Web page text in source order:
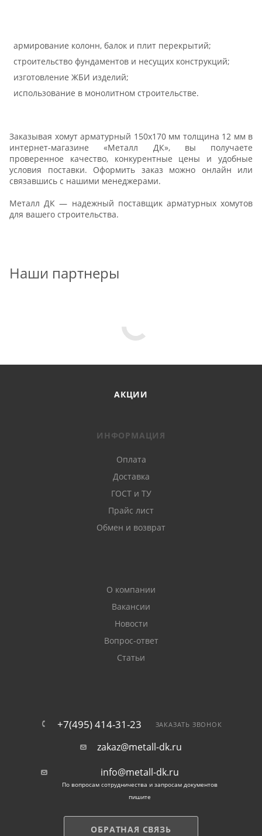
армирование колонн, балок и плит перекрытий;
строительство фундаментов и несущих конструкций;
изготовление ЖБИ изделий;
использование в монолитном строительстве.
Заказывая хомут арматурный 150х170 мм толщина 12 мм в
интернет-магазине «Металл ДК», вы получаете
проверенное качество, конкурентные цены и удобные
условия поставки. Оформить заказ можно онлайн или
связавшись с нашими менеджерами.
Металл ДК — надежный поставщик арматурных хомутов
для вашего строительства.
Наши партнеры
АКЦИИ
ИНФОРМАЦИЯ
Оплата
Доставка
ГОСТ и ТУ
Прайс лист
Обмен и возврат
О компании
Вакансии
Новости
Вопрос-ответ
Статьи
+7(495) 414-31-23 ЗАКАЗАТЬ ЗВОНОК
zakaz@metall-dk.ru
info@metall-dk.ru
По вопросам сотрудничества и запросам документов
пишите
ОБРАТНАЯ СВЯЗЬ